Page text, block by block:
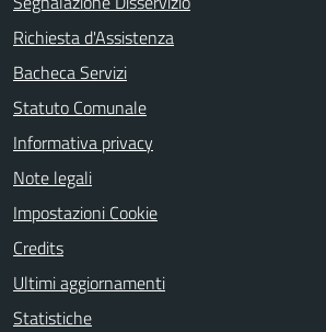
Richiesta d'Assistenza
Bacheca Servizi
Statuto Comunale
Informativa privacy
Note legali
Impostazioni Cookie
Credits
Ultimi aggiornamenti
Statistiche